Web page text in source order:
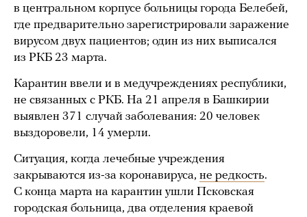
в центральном корпусе больницы города Белебей,
где предварительно зарегистрировали заражение
вирусом двух пациентов; один из них выписался
из РКБ 23 марта.
Карантин ввели и в медучреждениях республики,
не связанных с РКБ. На 21 апреля в Башкирии
выявлен 371 случай заболевания: 20 человек
выздоровели, 14 умерли.
Ситуация, когда лечебные учреждения
закрываются из-за коронавируса, не редкость.
С конца марта на карантин ушли Псковская
городская больница, два отделения краевой